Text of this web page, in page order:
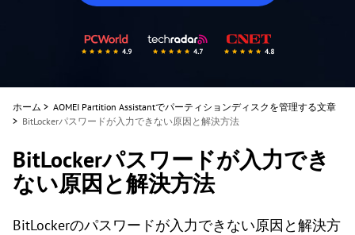
ホーム > AOMEI Partition Assistantでパーティションディスクを管理する文章
> BitLockerパスワードが入力できない原因と解決方法
BitLockerパスワードが入力でき
ない原因と解決方法
BitLockerのパスワードが入力できない原因と解決方